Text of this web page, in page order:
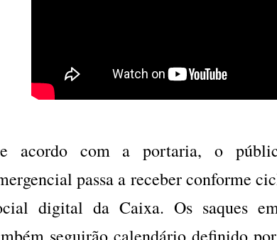
acordo com a portaria, o
passa a receber conforme
digital da Caixa. Os saques